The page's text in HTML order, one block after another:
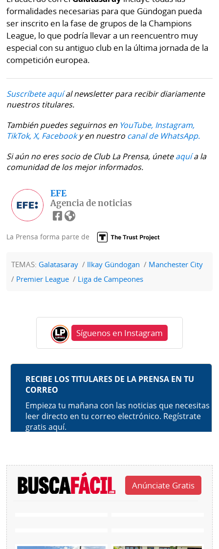
formalidades necesarias para que Gündogan pueda
ser inscrito en la fase de grupos de la Champions
League, lo que podría llevar a un reencuentro muy
especial con su antiguo club en la última jornada de la
competición europea.
Suscríbete aquíal newsletter para recibir diariamente
nuestros titulares.
También puedes seguirnos en YouTube, Instagram,
TikTok, X, Facebooky en nuestro canal de WhatsApp.
Si aún no eres socio de Club La Prensa, úneteaquía la
comunidad de los mejor informados.
EFE
Agencia de noticias
La Prensa forma parte de
TEMAS: Galatasaray Ilkay Gündogan
Manchester City
Premier League
Liga de Campeones
Síguenos en Instagram